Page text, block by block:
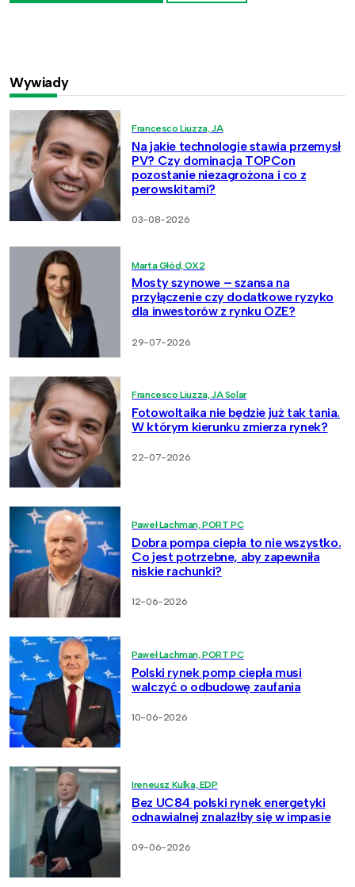
Wywiady
Francesco Liuzza, JA
Na jakie technologie stawia przemysł
PV? Czy dominacja TOPCon
pozostanie niezagrożona i co z
perowskitami?
03-08-2026
Marta Głód, OX2
Mosty szynowe – szansa na
przyłączenie czy dodatkowe ryzyko
dla inwestorów z rynku OZE?
29-07-2026
Francesco Liuzza, JA Solar
Fotowoltaika nie będzie już tak tania.
W którym kierunku zmierza rynek?
22-07-2026
Paweł Lachman, PORT PC
Dobra pompa ciepła to nie wszystko.
Co jest potrzebne, aby zapewniła
niskie rachunki?
12-06-2026
Paweł Lachman, PORT PC
Polski rynek pomp ciepła musi
walczyć o odbudowę zaufania
10-06-2026
Ireneusz Kulka, EDP
Bez UC84 polski rynek energetyki
odnawialnej znalazłby się w impasie
09-06-2026